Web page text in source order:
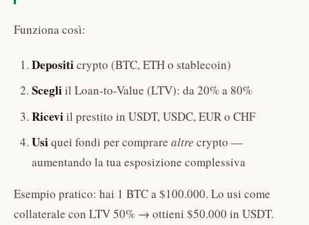
Funziona così:
Depositicrypto (BTC, ETH o stablecoin)
Scegliil Loan-to-Value (LTV): da 20% a 80%
Riceviil prestito in USDT, USDC, EUR o CHF
Usiquei fondi per comprare altre crypto —
aumentando la tua esposizione complessiva
Esempio pratico: hai 1 BTC a $100.000. Lo usi come
collaterale con LTV 50% → ottieni $50.000 in USDT.